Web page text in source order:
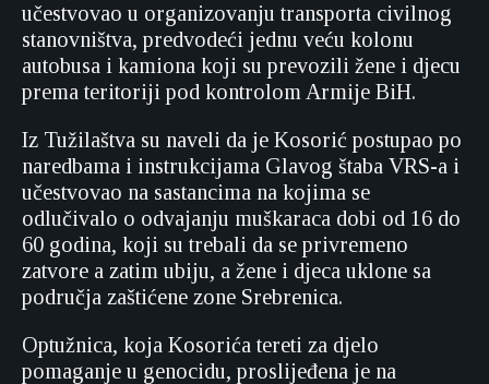
učestvovao u organizovanju transporta civilnog
stanovništva, predvodeći jednu veću kolonu
autobusa i kamiona koji su prevozili žene i djecu
prema teritoriji pod kontrolom Armije BiH.
Iz Tužilaštva su naveli da je Kosorić postupao po
naredbama i instrukcijama Glavog štaba VRS-a i
učestvovao na sastancima na kojima se
odlučivalo o odvajanju muškaraca dobi od 16 do
60 godina, koji su trebali da se privremeno
zatvore a zatim ubiju, a žene i djeca uklone sa
područja zaštićene zone Srebrenica.
Optužnica, koja Kosorića tereti za djelo
pomaganje u genocidu, proslijeđena je na